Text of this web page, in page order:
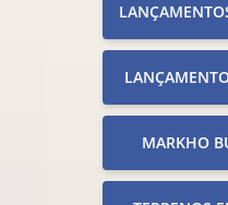
MARKHO